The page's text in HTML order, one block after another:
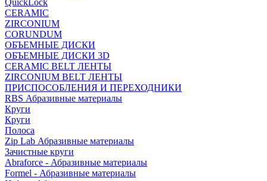
QuickLock
CERAMIC
ZIRCONIUM
СORUNDUM
ОБЪЕМНЫЕ ДИСКИ
ОБЪЕМНЫЕ ДИСКИ 3D
CERAMIC BELT ЛЕНТЫ
ZIRCONIUM BELT ЛЕНТЫ
ПРИСПОСОБЛЕНИЯ И ПЕРЕХОДНИКИ
RBS Абразивные материалы
Круги
Круги
Полоса
Zip Lab Абразивные материалы
Зачистные круги
Abraforce - Абразивные материалы
Formel - Абразивные материалы